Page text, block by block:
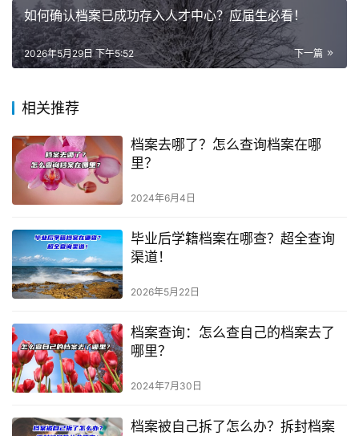
如何确认档案已成功存入人才中心？应届生必看！
下一篇
2026年5月29日 下午5:52
相关推荐
档案去哪了？怎么查询档案在哪
里？
2024年6月4日
毕业后学籍档案在哪查？超全查询
渠道！
2026年5月22日
档案查询：怎么查自己的档案去了
哪里？
2024年7月30日
档案被自己拆了怎么办？拆封档案